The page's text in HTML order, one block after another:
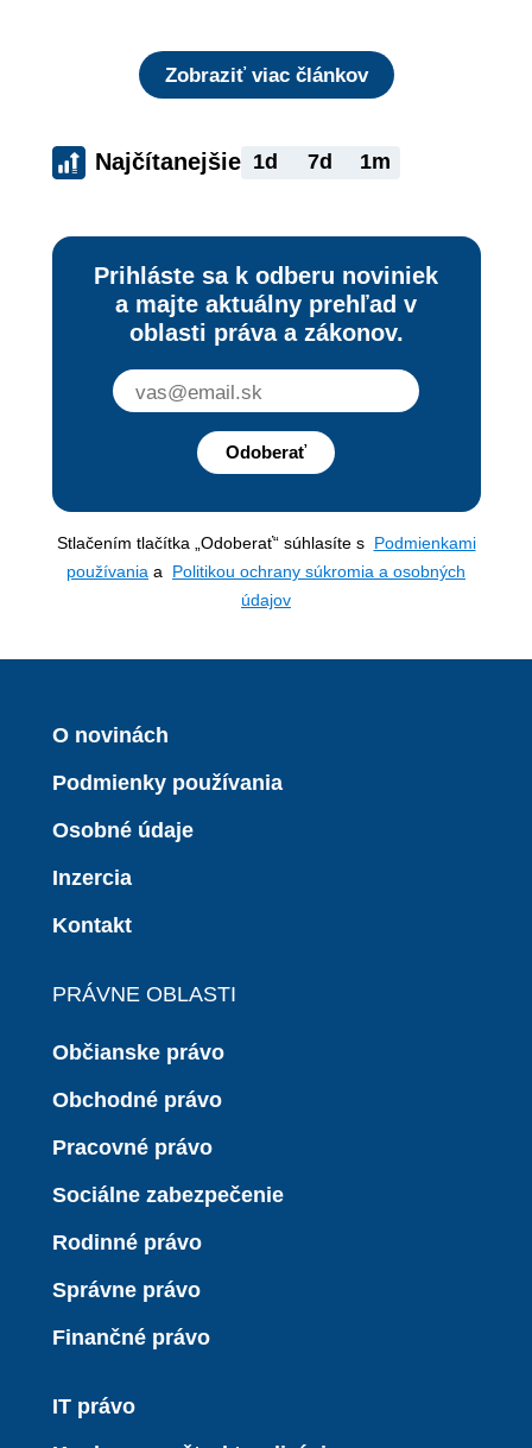
Zobraziť viac článkov
Najčítanejšie 1d 7d 1m
Prihláste sa k odberu noviniek
a majte aktuálny prehľad v
oblasti práva a zákonov.
Odoberať
Stlačením tlačítka „Odoberať“ súhlasíte s Podmienkami
používania a Politikou ochrany súkromia a osobných
údajov
O novinách
Podmienky používania
Osobné údaje
Inzercia
Kontakt
PRÁVNE OBLASTI
Občianske právo
Obchodné právo
Pracovné právo
Sociálne zabezpečenie
Rodinné právo
Správne právo
Finančné právo
IT právo